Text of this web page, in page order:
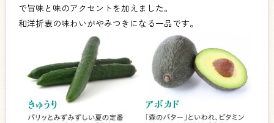
で旨味と味のアクセントを加えました。
和洋折衷の味わいがやみつきになる一品です。